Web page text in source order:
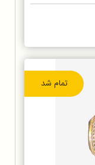
تمام شد